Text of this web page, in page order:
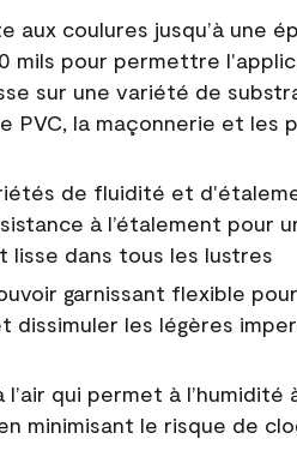
aux coulures jusqu’à une
mils pour permettre
sur une variété de
PVC, la maçonnerie et les
de fluidité et
à l’étalement pour
lisse dans tous les lustres
garnissant flexible
dissimuler les légères
l’air qui permet à l’humidité
minimisant le risque de